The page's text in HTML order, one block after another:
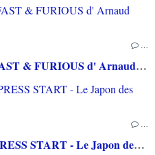
…
[REVUE LIVRE CINEMA] FAST & FURIOUS d' Arnaud BRIAND aux éditions CASA
…
[REVUE LIVRE GAMING] PRESS START - Le Japon des jeux vidéo aux éditions NUINUI